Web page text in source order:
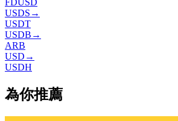
FDUSD
USDS →
USDT
USDB →
ARB
USD →
USDH
為你推薦